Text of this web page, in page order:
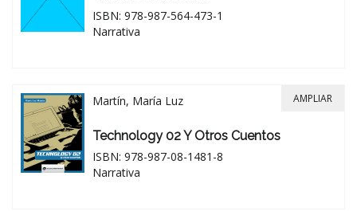
ISBN: 978-987-564-473-1
Narrativa
Martín, María Luz
Technology 02 Y Otros Cuentos
ISBN: 978-987-08-1481-8
Narrativa
AMPLIAR